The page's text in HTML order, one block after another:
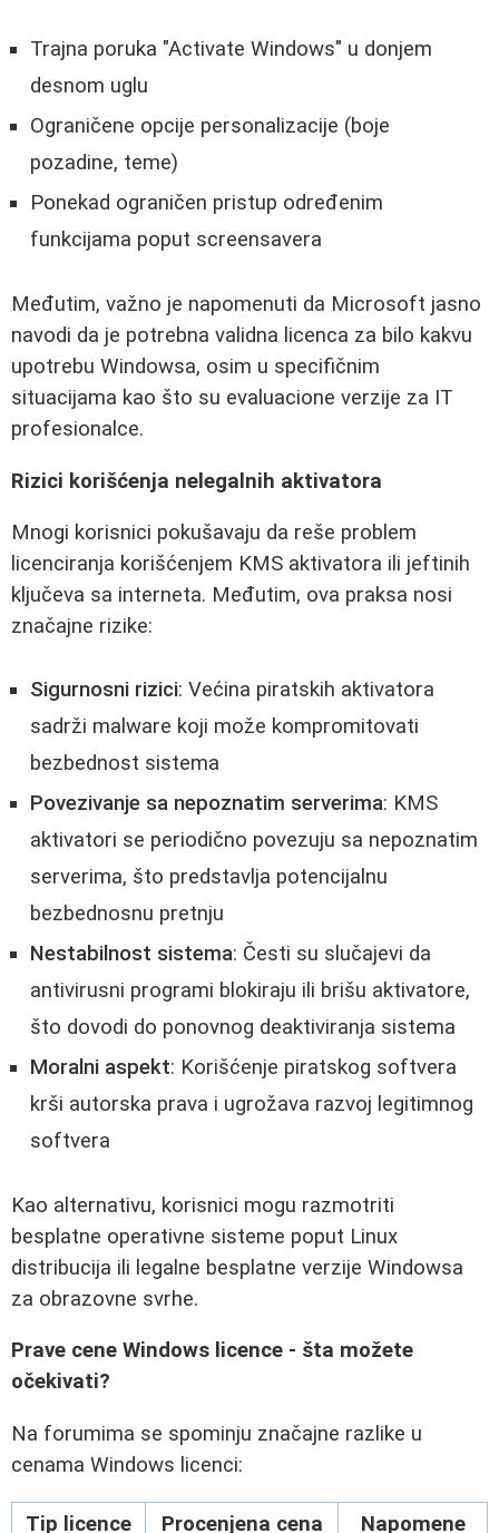
Trajna poruka "Activate Windows" u donjem
desnom uglu
Ograničene opcije personalizacije (boje
pozadine, teme)
Ponekad ograničen pristup određenim
funkcijama poput screensavera
Međutim, važno je napomenuti da Microsoft jasno
navodi da je potrebna validna licenca za bilo kakvu
upotrebu Windowsa, osim u specifičnim
situacijama kao što su evaluacione verzije za IT
profesionalce.
Rizici korišćenja nelegalnih aktivatora
Mnogi korisnici pokušavaju da reše problem
licenciranja korišćenjem KMS aktivatora ili jeftinih
ključeva sa interneta. Međutim, ova praksa nosi
značajne rizike:
Sigurnosni rizici: Većina piratskih aktivatora
sadrži malware koji može kompromitovati
bezbednost sistema
Povezivanje sa nepoznatim serverima: KMS
aktivatori se periodično povezuju sa nepoznatim
serverima, što predstavlja potencijalnu
bezbednosnu pretnju
Nestabilnost sistema: Česti su slučajevi da
antivirusni programi blokiraju ili brišu aktivatore,
što dovodi do ponovnog deaktiviranja sistema
Moralni aspekt: Korišćenje piratskog softvera
krši autorska prava i ugrožava razvoj legitimnog
softvera
Kao alternativu, korisnici mogu razmotriti
besplatne operativne sisteme poput Linux
distribucija ili legalne besplatne verzije Windowsa
za obrazovne svrhe.
Prave cene Windows licence - šta možete
očekivati?
Na forumima se spominju značajne razlike u
cenama Windows licenci:
Tip licence Procenjena cena Napomene